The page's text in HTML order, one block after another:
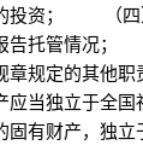
投资； （四
告托管情况
章规定的其
当独立于全国
有财产，独立